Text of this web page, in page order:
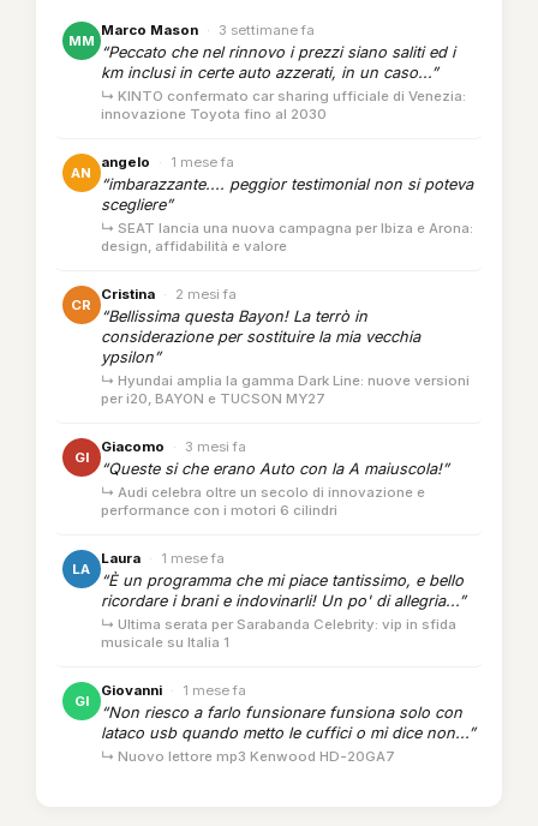
MM
Marco Mason · 3 settimane fa
“Peccato che nel rinnovo i prezzi siano saliti ed i
km inclusi in certe auto azzerati, in un caso...”
↳ KINTO confermato car sharing ufficiale di Venezia:
innovazione Toyota fino al 2030
AN
angelo · 1 mese fa
“imbarazzante.... peggior testimonial non si poteva
scegliere”
↳ SEAT lancia una nuova campagna per Ibiza e Arona:
design, affidabilità e valore
CR
Cristina · 2 mesi fa
“Bellissima questa Bayon! La terrò in
considerazione per sostituire la mia vecchia
ypsilon”
↳ Hyundai amplia la gamma Dark Line: nuove versioni
per i20, BAYON e TUCSON MY27
GI
Giacomo · 3 mesi fa
“Queste si che erano Auto con la A maiuscola!”
↳ Audi celebra oltre un secolo di innovazione e
performance con i motori 6 cilindri
LA
Laura · 1 mese fa
“È un programma che mi piace tantissimo, e bello
ricordare i brani e indovinarli! Un po' di allegria...”
↳ Ultima serata per Sarabanda Celebrity: vip in sfida
musicale su Italia 1
GI
Giovanni · 1 mese fa
“Non riesco a farlo funsionare funsiona solo con
lataco usb quando metto le cuffici o mi dice non...”
↳ Nuovo lettore mp3 Kenwood HD-20GA7